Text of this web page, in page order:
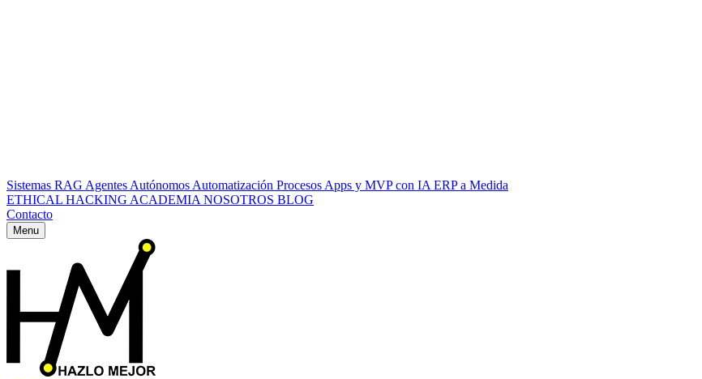
Sistemas RAG Agentes Autónomos Automatización Procesos Apps y MVP con IA ERP a Medida
ETHICAL HACKING ACADEMIA NOSOTROS BLOG
Contacto
Menu